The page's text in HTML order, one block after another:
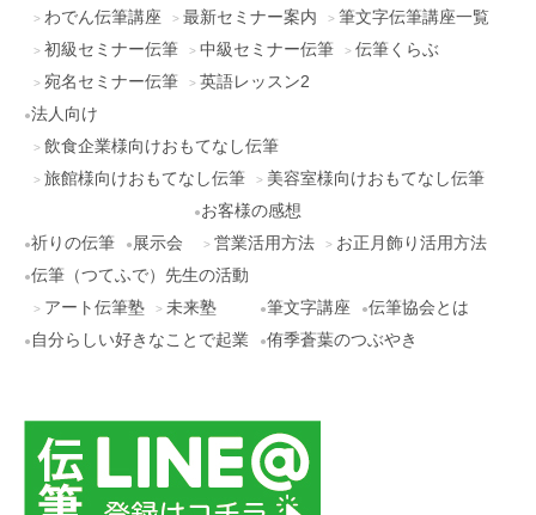
わでん伝筆講座
最新セミナー案内
筆文字伝筆講座一覧
初級セミナー伝筆
中級セミナー伝筆
伝筆くらぶ
宛名セミナー伝筆
英語レッスン2
法人向け
飲食企業様向けおもてなし伝筆
旅館様向けおもてなし伝筆
美容室様向けおもてなし伝筆
祈りの伝筆 展示会
お客様の感想
営業活用方法
お正月飾り活用方法
伝筆（つてふで）先生の活動
アート伝筆塾
未来塾 筆文字講座
伝筆協会とは
自分らしい好きなことで起業
侑季蒼葉のつぶやき